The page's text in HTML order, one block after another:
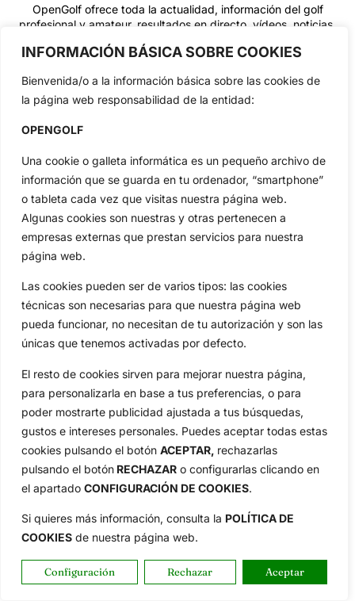
INFORMACIÓN BÁSICA SOBRE COOKIES
Bienvenida/o a la información básica sobre las cookies de
la página web responsabilidad de la entidad:
OPENGOLF
Una cookie o galleta informática es un pequeño archivo de
información que se guarda en tu ordenador, “smartphone”
o tableta cada vez que visitas nuestra página web.
Algunas cookies son nuestras y otras pertenecen a
empresas externas que prestan servicios para nuestra
página web.
Las cookies pueden ser de varios tipos: las cookies
técnicas son necesarias para que nuestra página web
pueda funcionar, no necesitan de tu autorización y son las
únicas que tenemos activadas por defecto.
El resto de cookies sirven para mejorar nuestra página,
para personalizarla en base a tus preferencias, o para
poder mostrarte publicidad ajustada a tus búsquedas,
gustos e intereses personales. Puedes aceptar todas estas
cookies pulsando el botón ACEPTAR, rechazarlas
pulsando el botón RECHAZAR o configurarlas clicando en
el apartado CONFIGURACIÓN DE COOKIES.
Si quieres más información, consulta la POLÍTICA DE
COOKIES de nuestra página web.
Configuración Rechazar Aceptar
OpenGolf ofrece toda la actualidad, información del golf
profesional y amateur, resultados en directo, vídeos, noticias,
Tour...
Categorias
Inicio
Circuitos
Especiales
Jon Rahm
Vídeos
De Interés
Compañía
Aviso Legal
Política de Privacidad
Política de Cookies
Publicidad
Newsletters
Copyright © 2025 OpenGolf | Diseño porTecnoQuatre